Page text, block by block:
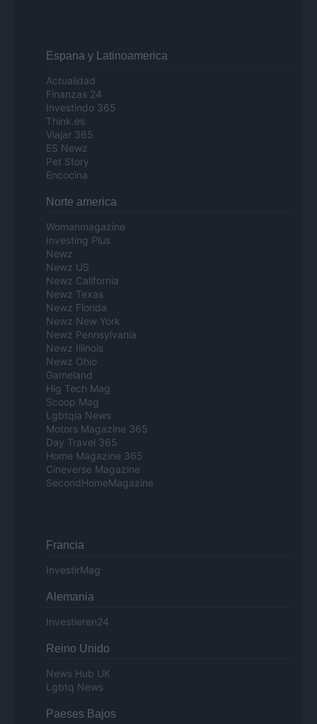
Espana y Latinoamerica
Actualidad
Finanzas 24
Investindo 365
Think.es
Viajar 365
ES Newz
Pet Story
Encocina
Norte america
Womanmagazine
Investing Plus
Newz
Newz US
Newz California
Newz Texas
Newz Florida
Newz New York
Newz Pennsylvania
Newz Illinois
Newz Ohio
Gameland
Hig Tech Mag
Scoop Mag
Lgbtqia News
Motors Magazine 365
Day Travel 365
Home Magazine 365
Cineverse Magazine
SecondHomeMagazine
Francia
InvestirMag
Alemania
Investieren24
Reino Unido
News Hub UK
Lgbtq News
Paeses Bajos